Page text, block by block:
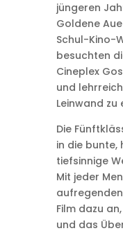
jüngeren
Goldene
Schul-Kino-
besuchten
Cineplex
und
Leinwand zu
Die
in die bunte,
tiefsinnige
Mit jeder
Film dazu
und das